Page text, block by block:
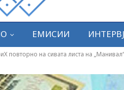
ЕМИСИИ
повторно на сивата листа на